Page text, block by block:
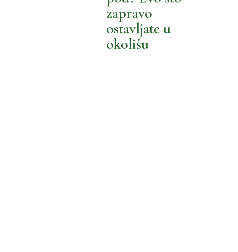
BOLJA POTROŠNJA
MOŽEMO BOLJE
zapravo
ostavljate u
okolišu